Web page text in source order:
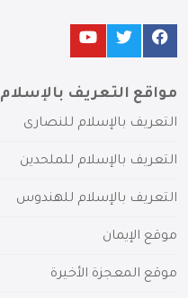
مواقع التعريف بالإسلام
التعريف بالإسلام للنصارى
التعريف بالإسلام للملحدين
التعريف بالإسلام للهندوس
موقع الإيمان
موقع المعجزة الأخيرة